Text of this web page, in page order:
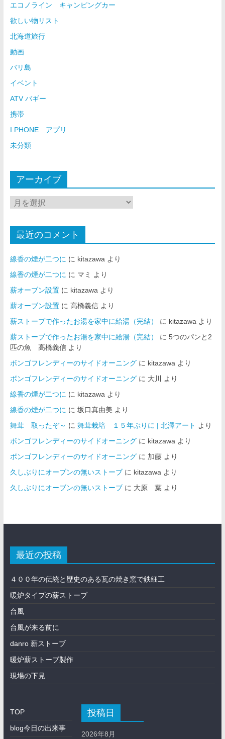
エコノライン キャンピングカー
欲しい物リスト
北海道旅行
動画
バリ島
イベント
ATV バギー
携帯
I PHONE アプリ
未分類
アーカイブ
最近のコメント
線香の煙が二つに に kitazawaより
線香の煙が二つに に マミ より
薪オーブン設置に kitazawaより
薪オーブン設置に 高橋義信より
薪ストーブで作ったお湯を家中に給湯（完結）
に kitazawaより
薪ストーブで作ったお湯を家中に給湯（完結）
に 5つのパンと2
匹の魚 高橋義信より
ボンゴフレンディーのサイドオーニングに kitazawaより
ボンゴフレンディーのサイドオーニングに 大川
より
線香の煙が二つに に kitazawaより
線香の煙が二つに に 坂口真由美 より
舞茸 取ったぞ～ に 舞茸栽培 １５年ぶりに | 北澤アート より
ボンゴフレンディーのサイドオーニングに kitazawaより
ボンゴフレンディーのサイドオーニングに 加藤より
久しぶりにオーブンの無いストーブに kitazawaより
久しぶりにオーブンの無いストーブに 大原 葉より
最近の投稿
４００年の伝統と歴史のある瓦の焼き窯で鉄細工
暖炉タイプの薪ストーブ
台風
台風が来る前に
danro 薪ストーブ
暖炉薪ストーブ製作
現場の下見
TOP
blog今日の出来事
投稿日
2026年8月